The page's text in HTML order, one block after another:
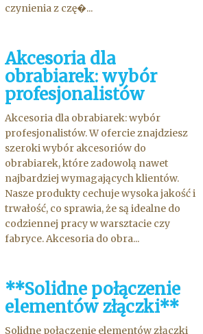
czynienia z czę�...
Akcesoria dla
obrabiarek: wybór
profesjonalistów
Akcesoria dla obrabiarek: wybór
profesjonalistów. W ofercie znajdziesz
szeroki wybór akcesoriów do
obrabiarek, które zadowolą nawet
najbardziej wymagających klientów.
Nasze produkty cechuje wysoka jakość i
trwałość, co sprawia, że są idealne do
codziennej pracy w warsztacie czy
fabryce. Akcesoria do obra...
**Solidne połączenie
elementów złączki**
Solidne połączenie elementów złączki